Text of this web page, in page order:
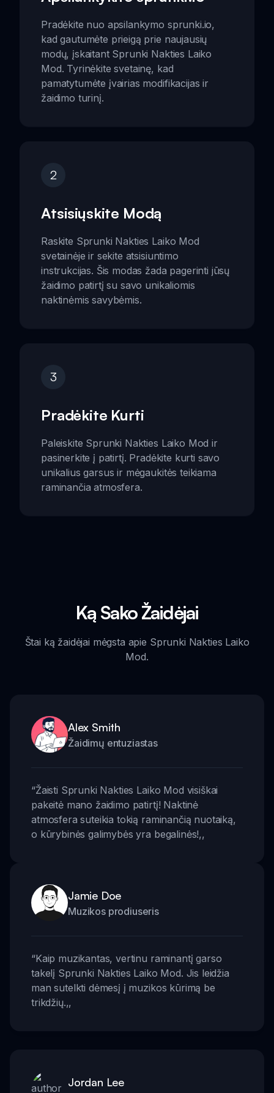
Pradėkite nuo apsilankymo sprunki.io,
kad gautumėte prieigą prie naujausių
modų, įskaitant Sprunki Nakties Laiko
Mod. Tyrinėkite svetainę, kad
pamatytumėte įvairias modifikacijas ir
žaidimo turinį.
2
Atsisiųskite Modą
Raskite Sprunki Nakties Laiko Mod
svetainėje ir sekite atsisiuntimo
instrukcijas. Šis modas žada pagerinti jūsų
žaidimo patirtį su savo unikaliomis
naktinėmis savybėmis.
3
Pradėkite Kurti
Paleiskite Sprunki Nakties Laiko Mod ir
pasinerkite į patirtį. Pradėkite kurti savo
unikalius garsus ir mėgaukitės teikiama
raminančia atmosfera.
Ką Sako Žaidėjai
Štai ką žaidėjai mėgsta apie Sprunki Nakties Laiko
Mod.
Alex Smith
Žaidimų entuziastas
“Žaisti Sprunki Nakties Laiko Mod visiškai
pakeitė mano žaidimo patirtį! Naktinė
atmosfera suteikia tokią raminančią nuotaiką,
o kūrybinės galimybės yra begalinės!,,
Jamie Doe
Muzikos prodiuseris
“Kaip muzikantas, vertinu raminantį garso
takelį Sprunki Nakties Laiko Mod. Jis leidžia
man sutelkti dėmesį į muzikos kūrimą be
trikdžių.,,
Jordan Lee